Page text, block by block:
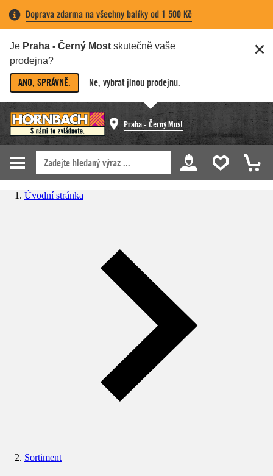
Doprava zdarma na všechny balíky od 1 500 Kč
Je Praha - Černý Most skutečně vaše
prodejna?
ANO, SPRÁVNĚ. Ne, vybrat jinou prodejnu.
Praha - Černý Most
Úvodní stránka
Sortiment